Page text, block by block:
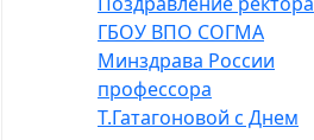
ГБОУ ВПО СОГМА
Минздрава России
профессора
Т.Гатагоновой с Днем